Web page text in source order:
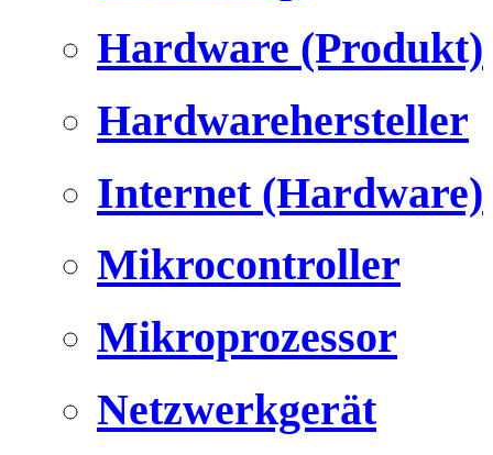
Hardware (Produkt)
Hardwarehersteller
Internet (Hardware)
Mikrocontroller
Mikroprozessor
Netzwerkgerät